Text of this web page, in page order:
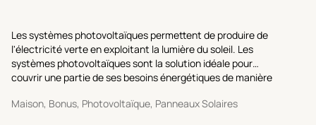
Les systèmes photovoltaïques permettent de produire de
l'électricité verte en exploitant la lumière du soleil. Les
systèmes photovoltaïques sont la solution idéale pour
couvrir une partie de ses besoins énergétiques de manière
Maison, Bonus, Photovoltaïque, Panneaux Solaires